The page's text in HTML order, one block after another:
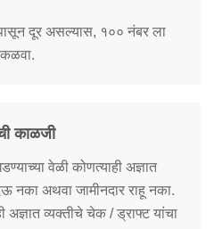
दूर असल्यास, १०० नंबर ला
कळवा.
काळजी
वेळी कोणत्याही अज्ञात
नका अथवा जामीनदार राहू नका.
अज्ञात व्यक्तीचे चेक / ड्राफ्ट यांचा